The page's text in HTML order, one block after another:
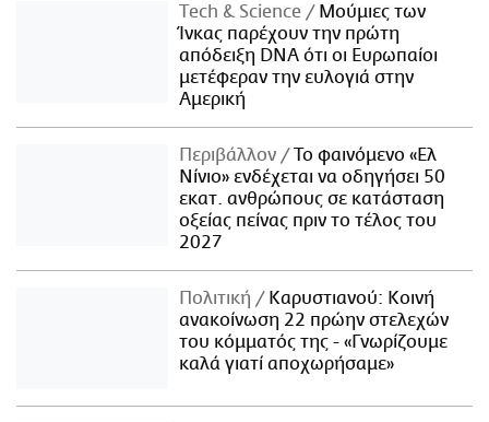
Τech & Science
Μούμιες των
Ίνκας παρέχουν την πρώτη
απόδειξη DNA ότι οι Ευρωπαίοι
μετέφεραν την ευλογιά στην
Αμερική
Περιβάλλον
Το φαινόμενο «Ελ
Νίνιο» ενδέχεται να οδηγήσει 50
εκατ. ανθρώπους σε κατάσταση
οξείας πείνας πριν το τέλος του
2027
Πολιτική
Καρυστιανού: Κοινή
ανακοίνωση 22 πρώην στελεχών
του κόμματός της - «Γνωρίζουμε
καλά γιατί αποχωρήσαμε»